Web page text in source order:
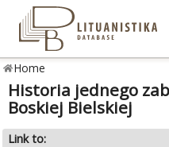
Home
Historia jednego
Boskiej Bielskiej
Link to: